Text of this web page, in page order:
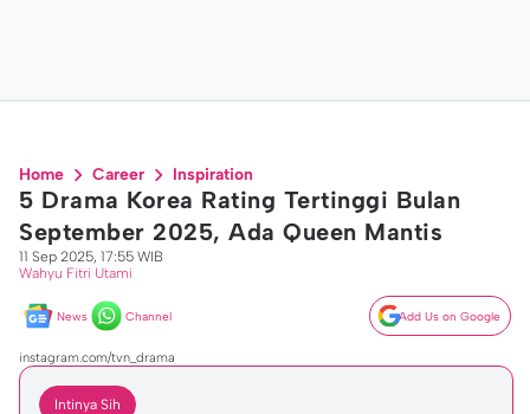
Home Career Inspiration
5 Drama Korea Rating Tertinggi Bulan
September 2025, Ada Queen Mantis
11 Sep 2025, 17:55 WIB
Wahyu Fitri Utami
News Channel Add Us on Google
instagram.com/tvn_drama
Intinya Sih